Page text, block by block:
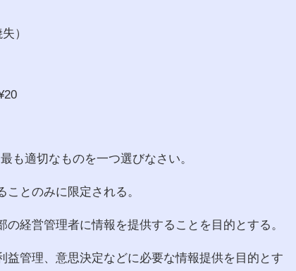
）
も適切なものを一つ選びなさい。
とのみに限定される。
経営管理者に情報を提供することを目的とする。
管理、意思決定などに必要な情報提供を目的とす